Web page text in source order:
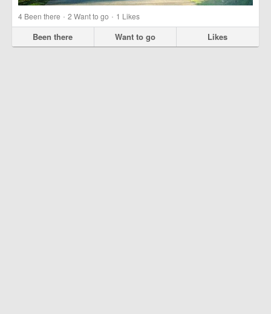
4 Been there · 2 Want to go · 1 Likes
Been there Want to go Likes